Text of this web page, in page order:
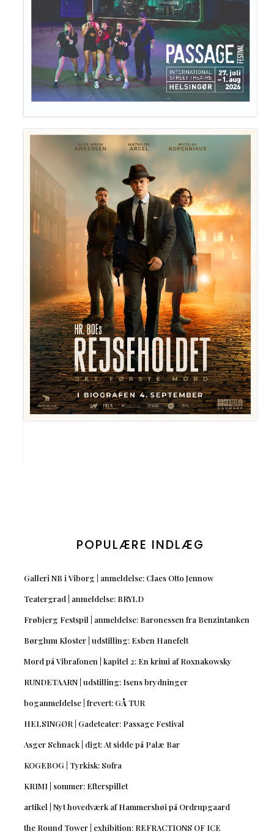
POPULÆRE INDLÆG
Galleri NB i Viborg | anmeldelse: Claes Otto Jennow
Teatergrad | anmeldelse: BRYLD
Frøbjerg Festspil | anmeldelse: Baronessen fra Benzintanken
Børglum Kloster | udstilling: Esben Hanefelt
Mord på Vibrafonen | kapitel 2: En krimi af Roxnakowsky
RUNDETAARN | udstilling: Isens brydninger
boganmeldelse | frevert: GÅ TUR
HELSINGØR | Gadeteater: Passage Festival
Asger Schnack | digt: At sidde på Palæ Bar
KOGEBOG | Tyrkisk: Sofra
KRIMI | sommer: Efterspillet
artikel | Nyt hovedværk af Hammershøi på Ordrupgaard
the Round Tower | exhibition: REFRACTIONS OF ICE